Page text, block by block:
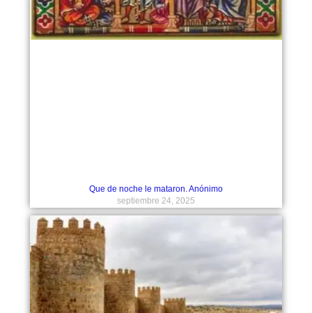
Que de noche le mataron. Anónimo
septiembre 24, 2025